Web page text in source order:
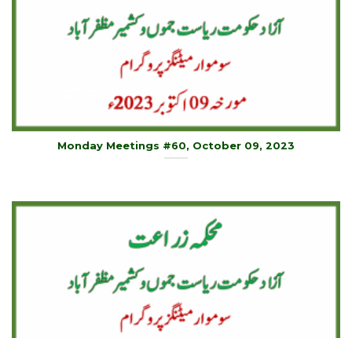
Monday Meetings #60, October 09, 2023